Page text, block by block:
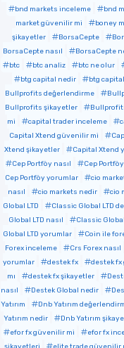
bnd markets inceleme
bnd
market güvenilir mi
boney
şikayetler
BorsaCepte
BorsaCepte nasıl
BorsaCepte
btc
btc analiz btc ne olur
btg capital nedir
btg
Bullprofits değerlendirme
Bullprofits şikayetler
mi
capital trader inceleme
Capital Xtend güvenilir mi
Xtend şikayetler
Capital Xtend
Cep Portföy nasıl
Cep
Cep Portföy yorumlar
cio
nasıl
cio markets nedir cio
Global LTD
Classic Global LTD
Global LTD nasıl
Classic
Global LTD yorumlar
Coin ile
Forex inceleme
Crs Forex nasıl
yorumlar
destek fx destek
mı
destek fx şikayetler
nasıl
Destek Global nedir
Yatırım
Dnb Yatırım
Yatırım nedir
Dnb Yatırım
efor fx güvenilir mi
efor fx